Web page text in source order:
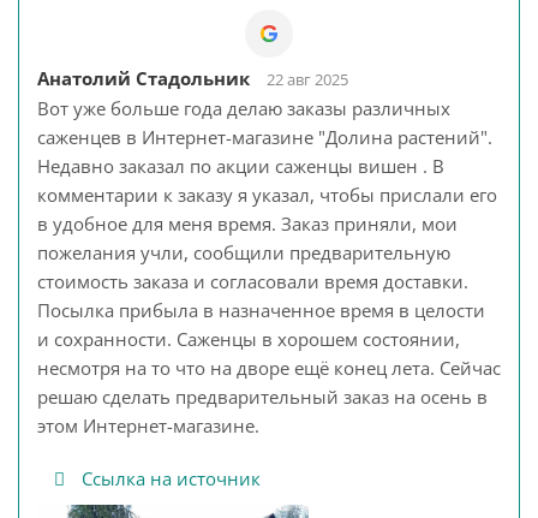
Анатолий Стадольник 22 авг 2025
Вот уже больше года делаю заказы различных
саженцев в Интернет-магазине "Долина растений".
Недавно заказал по акции саженцы вишен . В
комментарии к заказу я указал, чтобы прислали его
в удобное для меня время. Заказ приняли, мои
пожелания учли, сообщили предварительную
стоимость заказа и согласовали время доставки.
Посылка прибыла в назначенное время в целости
и сохранности. Саженцы в хорошем состоянии,
несмотря на то что на дворе ещё конец лета. Сейчас
решаю сделать предварительный заказ на осень в
этом Интернет-магазине.
Ссылка на источник